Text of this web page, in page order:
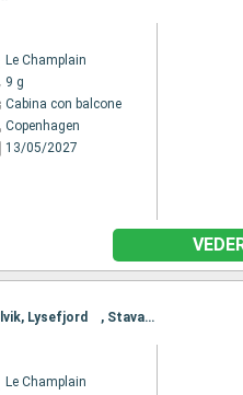
Le Champlain
9 g
Cabina con balcone
Copenhagen
13/05/2027
Itinerario : Copenhagen, Baia di Disko, Marstrand, Eigersund, Bergen, Hardangerfjord, Ulvik, Lysefjord , Stavanger, Kristiansand, Fredrikstad
Le Champlain